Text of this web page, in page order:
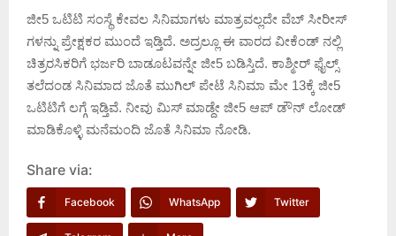
ಜೀ5 ಒಟಿಟಿ ಸಂಸ್ಥೆ ಕೇವಲ ಸಿನಿಮಾಗಳು ಮಾತ್ರವಲ್ಲದೇ ವೆಬ್ ಸೀರೀಸ್
ಗಳನ್ನು ಪ್ರೇಕ್ಷಕರ ಮುಂದೆ ಇಡ್ತಿದೆ. ಅದ್ರಲ್ಲೂ ಈ ವಾರದ ವೀಕೆಂಡ್ ನಲ್ಲಿ
ಚಿತ್ರರಸಿಕರಿಗೆ ಭರ್ಜರಿ ಬಾಡೂಟವನ್ನೇ ಜೀ5 ಬಡಿಸ್ತಿದೆ. ಕಾಶ್ಮೀರ್ ಫೈಲ್ಸ್
ತಲೆದಂಡ ಸಿನಿಮಾದ ಜೊತೆ ಮುಗಿಲ್ ಪೇಟೆ ಸಿನಿಮಾ ಮೇ 13ಕ್ಕೆ ಜೀ5
ಒಟಿಟಿಗೆ ಲಗ್ಗೆ ಇಡ್ತಿವೆ. ನೀವು ಮಿಸ್ ಮಾಡ್ದೇ ಜೀ5 ಆಪ್ ಡೌನ್ ಲೋಡ್
ಮಾಡಿಕೊಳ್ಳಿ ಮನೆಮಂದಿ ಜೊತೆ ಸಿನಿಮಾ ನೋಡಿ.
Share via:
Facebook WhatsApp Twitter